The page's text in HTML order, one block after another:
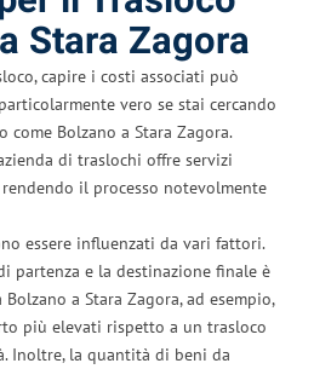
Stara Zagora
capire i costi associati può
vero se stai cercando
Bolzano a Stara Zagora.
di traslochi offre servizi
il processo notevolmente
essere influenzati da vari fattori.
partenza e la destinazione finale è
a Stara Zagora, ad esempio,
più elevati rispetto a un trasloco
Inoltre, la quantità di beni da